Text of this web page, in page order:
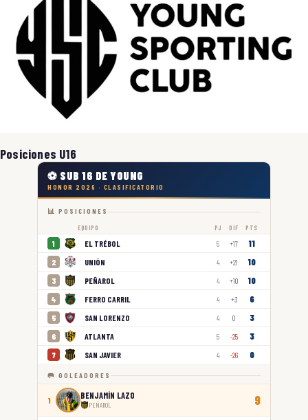
Posiciones U16
⚽ SUB 16 DE YOUNG
HONOR 2026 · CLASIFICATORIO
📊 POSICIONES
EQUIPO PJ DIF PTS
1 EL TRÉBOL 5 +17 11
2 UNIÓN 4 +21 10
3 PEÑAROL 4 +10 10
4 FERRO CARRIL 4 +3 6
5 SAN LORENZO 4 0 3
6 ATLANTA 5 -25 3
7 SAN JAVIER 4 -26 0
🥅 GOLEADORES
1 BENJAMÍN LAZO
PEÑAROL 9